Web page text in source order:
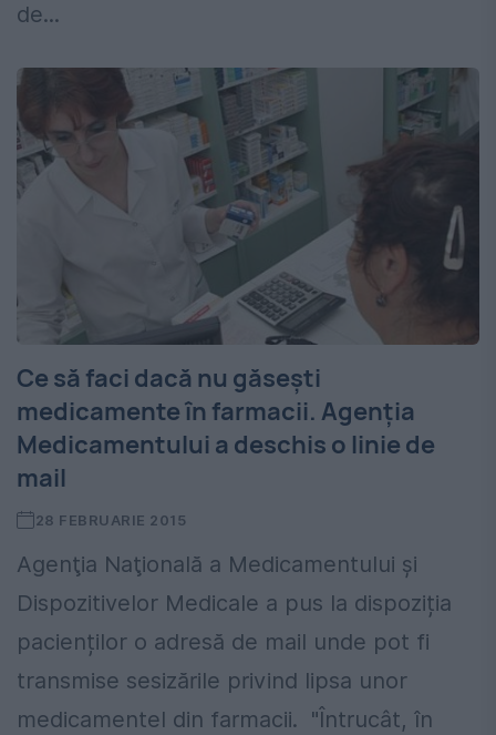
de...
Ce să faci dacă nu găsești
medicamente în farmacii. Agenția
Medicamentului a deschis o linie de
mail
28 FEBRUARIE 2015
Agenţia Naţională a Medicamentului şi
Dispozitivelor Medicale a pus la dispoziția
pacienților o adresă de mail unde pot fi
transmise sesizările privind lipsa unor
medicamentel din farmacii. "Întrucât, în